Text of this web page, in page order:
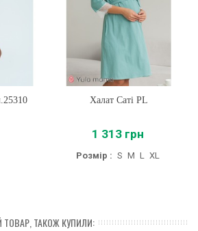
Халат Саті PL
1 313 грн
Розмір : S M L XL
ТОВАР, ТАКОЖ КУПИЛИ: